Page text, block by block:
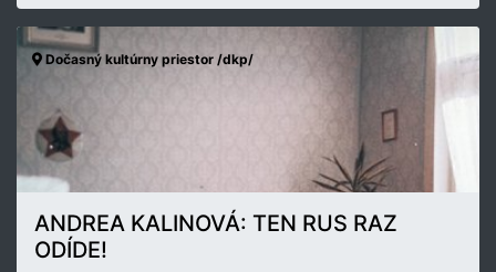
Dočasný kultúrny priestor /dkp/
ANDREA KALINOVÁ: TEN RUS RAZ
ODÍDE!